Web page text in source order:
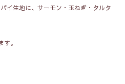
イ生地に、サーモン・玉ねぎ・タルタ
。